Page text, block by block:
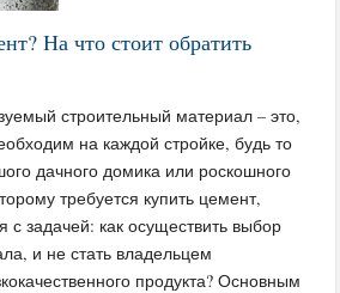
На что стоит обратить
строительный материал – это,
на каждой стройке, будь то
дачного домика или роскошного
требуется купить цемент,
с задачей: как осуществить выбор
и не стать владельцем
продукта? Основным